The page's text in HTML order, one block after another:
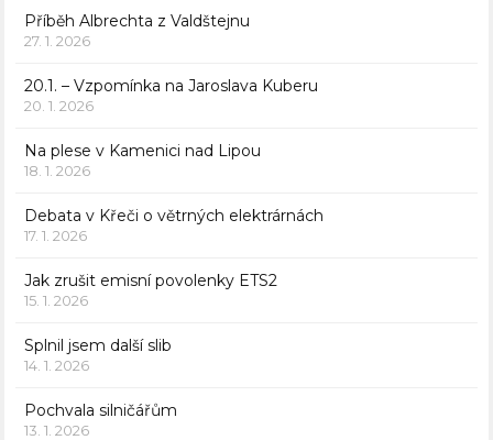
Příběh Albrechta z Valdštejnu
27. 1. 2026
20.1. – Vzpomínka na Jaroslava Kuberu
20. 1. 2026
Na plese v Kamenici nad Lipou
18. 1. 2026
Debata v Křeči o větrných elektrárnách
17. 1. 2026
Jak zrušit emisní povolenky ETS2
15. 1. 2026
Splnil jsem další slib
14. 1. 2026
Pochvala silničářům
13. 1. 2026